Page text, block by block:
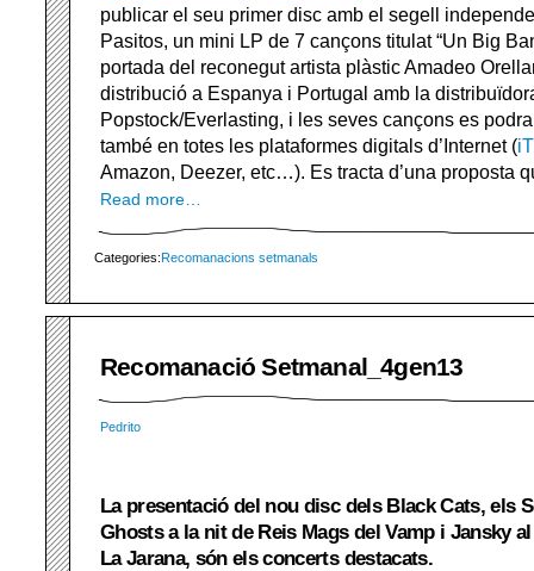
publicar el seu primer disc amb el segell
Pasitos, un mini LP de 7 cançons titulat “Un Big
portada del reconegut artista plàstic Amadeo
distribució a Espanya i Portugal amb la
Popstock/Everlasting, i les seves cançons es
també en totes les plataformes digitals d’Internet (
Amazon, Deezer, etc…). Es tracta d’una proposta
Read more…
Categories:Recomanacions setmanals
Recomanació Setmanal_4gen13
Pedrito
La presentació del nou disc dels Black Cats, els
Ghosts a la nit de Reis Mags del Vamp i Jansky
La Jarana, són els concerts destacats.